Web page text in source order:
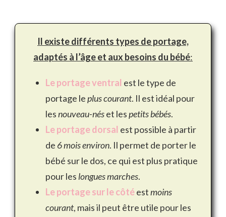
Il existe différents types de portage,
adaptés à l’âge et aux besoins du bébé:
Le portage ventral est le type de
portage leplus courant. Il est idéal pour
lesnouveau-néset lespetits bébés.
Le portage dorsal est possible à partir
de 6 mois environ. Il permet de porter le
bébé sur le dos, ce qui est plus pratique
pour les longues marches.
Le portage sur le côtéestmoins
courant, mais il peut être utile pour les